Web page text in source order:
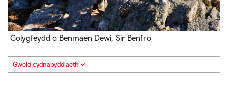
Golygfeydd o Benmaen Dewi, Sir Benfro
Gweld cydnabyddiaeth